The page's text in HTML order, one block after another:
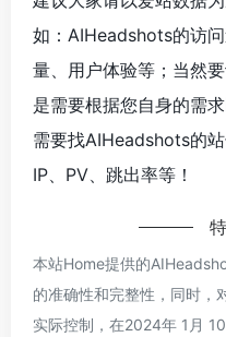
如：AIHeadshots的访
量、用户体验等；当然
是需要根据您自身的需
需要找AIHeadshots的
IP、PV、跳出率等！
本站Home提供的
的准确性和完整性，同时，
实际控制，在2024年 1月